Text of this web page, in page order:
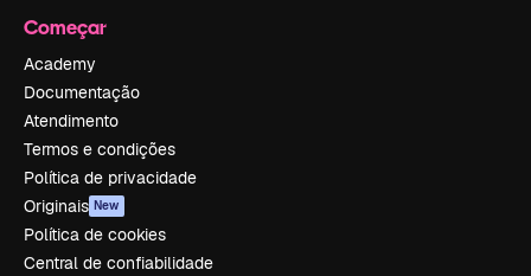
Começar
Academy
Documentação
Atendimento
Termos e condições
Política de privacidade
Originais New
Política de cookies
Central de confiabilidade